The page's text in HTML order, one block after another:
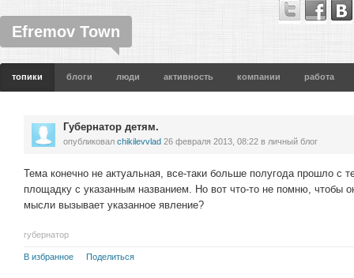
Efremov Town
топики блоги люди активность компании работа
Губернатор детям.
опубликовал chikilevvlad 26 февраля 2013, 08:22 в личный блог
Тема конечно не актуальная, все-таки больше полугода прошло с
площадку с указанным названием. Но вот что-то не помню, чтобы
мысли вызывает указанное явление?
губернатор
В избранное Поделиться